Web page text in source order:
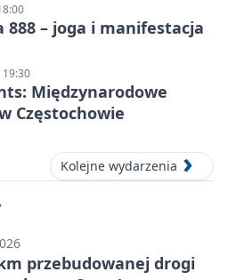
888 – joga i manifestacja
Międzynarodowe
Częstochowie
Kolejne wydarzenia
przebudowanej drogi